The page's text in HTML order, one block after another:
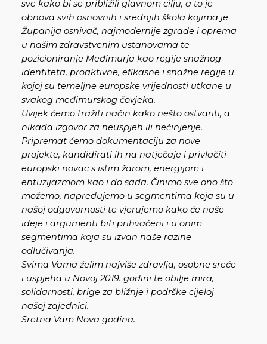
sve kako bi se približili glavnom cilju, a to je
obnova svih osnovnih i srednjih škola kojima je
Županija osnivač, najmodernije zgrade i oprema
u našim zdravstvenim ustanovama te
pozicioniranje Međimurja kao regije snažnog
identiteta, proaktivne, efikasne i snažne regije u
kojoj su temeljne europske vrijednosti utkane u
svakog međimurskog čovjeka.
Uvijek ćemo tražiti način kako nešto ostvariti, a
nikada izgovor za neuspjeh ili nečinjenje.
Pripremat ćemo dokumentaciju za nove
projekte, kandidirati ih na natječaje i privlačiti
europski novac s istim žarom, energijom i
entuzijazmom kao i do sada. Činimo sve ono što
možemo, napredujemo u segmentima koja su u
našoj odgovornosti te vjerujemo kako će naše
ideje i argumenti biti prihvaćeni i u onim
segmentima koja su izvan naše razine
odlučivanja.
Svima Vama želim najviše zdravlja, osobne sreće
i uspjeha u Novoj 2019. godini te obilje mira,
solidarnosti, brige za bližnje i podrške cijeloj
našoj zajednici.
Sretna Vam Nova godina.